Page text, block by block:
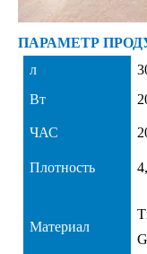
ПАРАМЕТР
л
Вт
ЧАС
Плотность
Материал